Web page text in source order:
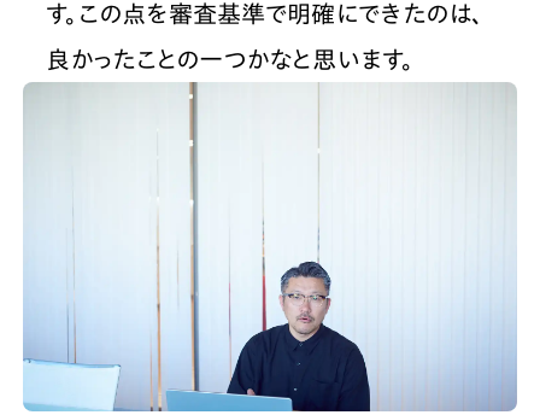
す。この点を審査基準で明確にできたのは、
良かったことの一つかなと思います。